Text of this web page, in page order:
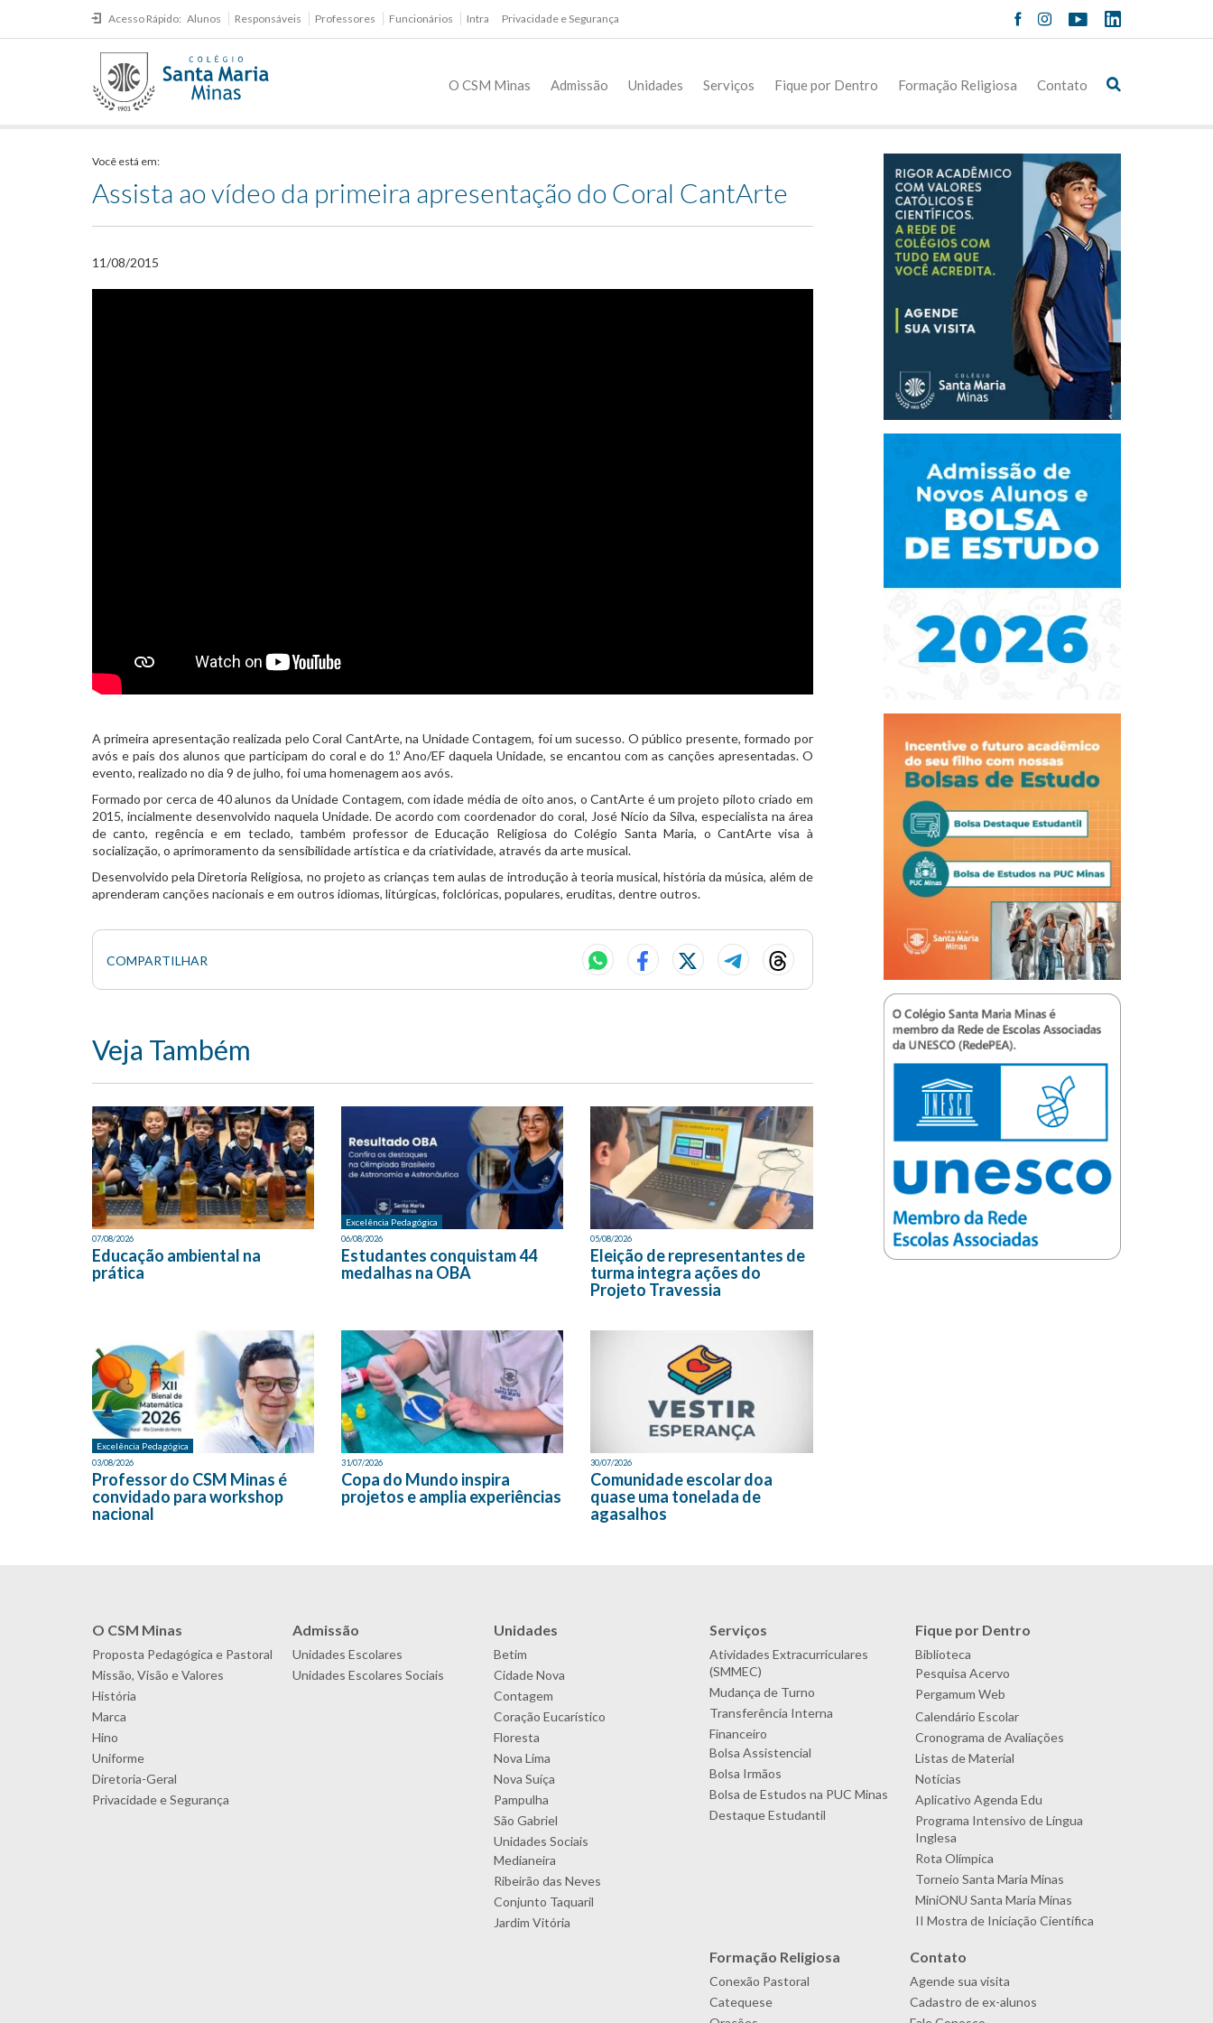
Acesso Rápido: Alunos Responsáveis Professores Funcionários Intra Privacidade e Segurança
O CSM Minas Admissão Unidades Serviços Fique por Dentro Formação Religiosa Contato
Você está em:
Assista ao vídeo da primeira apresentação do Coral CantArte
11/08/2015
​A primeira apresentação realizada pelo Coral CantArte, na Unidade Contagem, foi um sucesso. O público presente, formado por
avós e pais dos alunos que participam do coral e do 1.º Ano/EF daquela Unidade, se encantou com as canções apresentadas. O
evento, realizado no dia 9 de julho, foi uma homenagem aos avós.
Formado por cerca de 40 alunos da Unidade Contagem, com idade média de oito anos, o CantArte é um projeto piloto criado em
2015, incialmente desenvolvido naquela Unidade. De acordo com coordenador do coral, José Nício da Silva, especialista na área
de canto, regência e em teclado, também professor de Educação Religiosa do Colégio Santa Maria, o CantArte visa à
socialização, o aprimoramento da sensibilidade artística e da criatividade, através da arte musical.
Desenvolvido pela Diretoria Religiosa, no projeto as crianças tem aulas de introdução à teoria musical, história da música, além de
aprenderam canções nacionais e em outros idiomas, litúrgicas, folclóricas, populares, eruditas, dentre outros.
COMPARTILHAR
Veja Também
07/08/2026
Educação ambiental na
prática
Excelência Pedagógica
06/08/2026
Estudantes conquistam 44
medalhas na OBA
05/08/2026
Eleição de representantes de
turma integra ações do
Projeto Travessia
Excelência Pedagógica
03/08/2026
Professor do CSM Minas é
convidado para workshop
nacional
31/07/2026
Copa do Mundo inspira
projetos e amplia experiências
30/07/2026
Comunidade escolar doa
quase uma tonelada de
agasalhos
O CSM Minas
Proposta Pedagógica e Pastoral
Missão, Visão e Valores
História
Marca
Hino
Uniforme
Diretoria-Geral
Privacidade e Segurança
Admissão
Unidades Escolares
Unidades Escolares Sociais
Unidades
Betim
Cidade Nova
Contagem
Coração Eucarístico
Floresta
Nova Lima
Nova Suíça
Pampulha
São Gabriel
Unidades Sociais
Medianeira
Ribeirão das Neves
Conjunto Taquaril
Jardim Vitória
Serviços
Atividades Extracurriculares
(SMMEC)
Mudança de Turno
Transferência Interna
Financeiro
Bolsa Assistencial
Bolsa Irmãos
Bolsa de Estudos na PUC Minas
Destaque Estudantil
Fique por Dentro
Biblioteca
Pesquisa Acervo
Pergamum Web
Calendário Escolar
Cronograma de Avaliações
Listas de Material
Notícias
Aplicativo Agenda Edu
Programa Intensivo de Língua
Inglesa
Rota Olímpica
Torneio Santa Maria Minas
MiniONU Santa Maria Minas
II Mostra de Iniciação Científica
Formação Religiosa
Conexão Pastoral
Catequese
Contato
Agende sua visita
Cadastro de ex-alunos